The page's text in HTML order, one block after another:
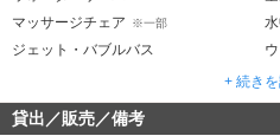
マッサージチェア
※一部
ジェット・バブルバス
音響・映像・通信
+ 続き
貸出／販売／備考